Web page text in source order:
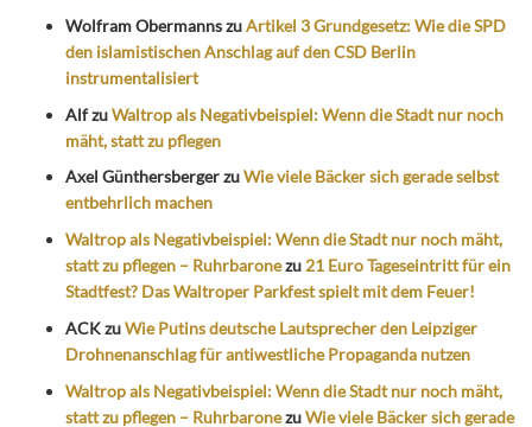
Wolfram ObermannszuArtikel 3 Grundgesetz: Wie die SPD
den islamistischen Anschlag auf den CSD Berlin
instrumentalisiert
AlfzuWaltrop als Negativbeispiel: Wenn die Stadt nur noch
mäht, statt zu pflegen
Axel GünthersbergerzuWie viele Bäcker sich gerade selbst
entbehrlich machen
Waltrop als Negativbeispiel: Wenn die Stadt nur noch mäht,
statt zu pflegen – Ruhrbaronezu 21 Euro Tageseintritt für ein
Stadtfest? Das Waltroper Parkfest spielt mit dem Feuer!
ACKzuWie Putins deutsche Lautsprecher den Leipziger
Drohnenanschlag für antiwestliche Propaganda nutzen
Waltrop als Negativbeispiel: Wenn die Stadt nur noch mäht,
statt zu pflegen – RuhrbaronezuWie viele Bäcker sich gerade